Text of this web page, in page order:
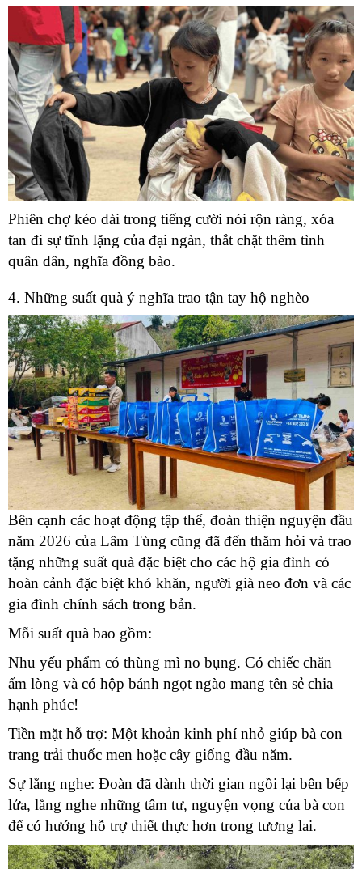
Phiên chợ kéo dài trong tiếng cười nói rộn ràng, xóa
tan đi sự tĩnh lặng của đại ngàn, thắt chặt thêm tình
quân dân, nghĩa đồng bào.
4. Những suất quà ý nghĩa trao tận tay hộ nghèo
Bên cạnh các hoạt động tập thể, đoàn thiện nguyện đầu
năm 2026 của Lâm Tùng cũng đã đến thăm hỏi và trao
tặng những suất quà đặc biệt cho các hộ gia đình có
hoàn cảnh đặc biệt khó khăn, người già neo đơn và các
gia đình chính sách trong bản.
Mỗi suất quà bao gồm:
Nhu yếu phẩm có thùng mì no bụng. Có chiếc chăn
ấm lòng và có hộp bánh ngọt ngào mang tên sẻ chia
hạnh phúc!
Tiền mặt hỗ trợ: Một khoản kinh phí nhỏ giúp bà con
trang trải thuốc men hoặc cây giống đầu năm.
Sự lắng nghe: Đoàn đã dành thời gian ngồi lại bên bếp
lửa, lắng nghe những tâm tư, nguyện vọng của bà con
để có hướng hỗ trợ thiết thực hơn trong tương lai.